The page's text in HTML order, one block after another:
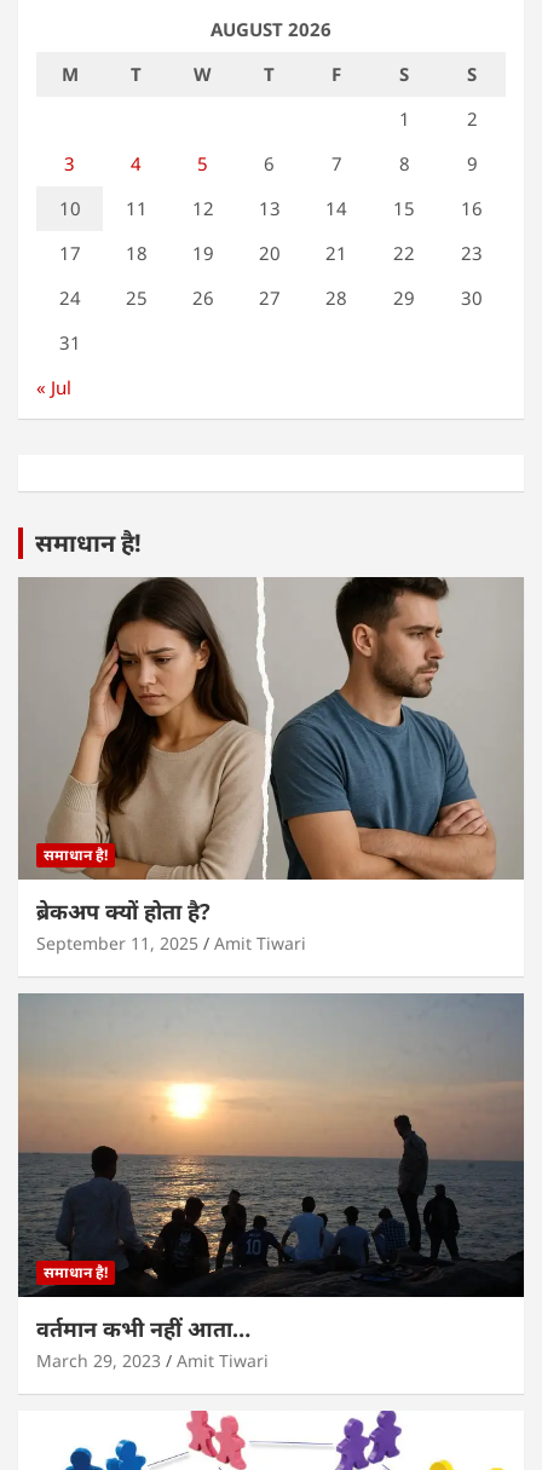
AUGUST 2026
M
T W T F S
S
1
2
3
4 5 6 7 8
9
10
11 12 13 14 15
16
17
18 19 20 21 22
23
24
25 26 27 28 29
30
31
« Jul
समाधान है!
समाधान है!
ब्रेकअप क्यों होता है?
September 11, 2025 Amit Tiwari
समाधान है!
वर्तमान कभी नहीं आता…
March 29, 2023 Amit Tiwari